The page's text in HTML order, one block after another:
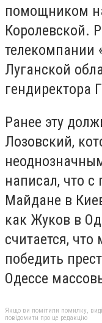
помощником
Королевской.
телекомпании
Луганской
гендиректора
Ранее эту
Лозовский,
написал, что
Майдане в
как Жуков в
считается,
победить
Одессе
Якщо ви помітили помилку,
повідомити про це редакцію